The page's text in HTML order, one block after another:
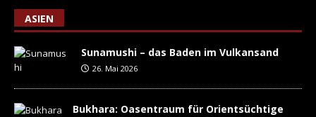
ASIEN
Sunamushi – das Baden im Vulkansand
26. Mai 2026
Bukhara: Oasentraum für Orientsüchtige